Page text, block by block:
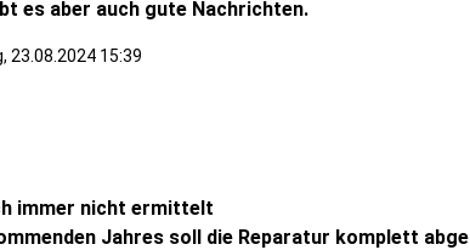
es aber auch gute Nachrichten.
23.08.2024 15:39
immer nicht ermittelt
Jahres soll die Reparatur komplett